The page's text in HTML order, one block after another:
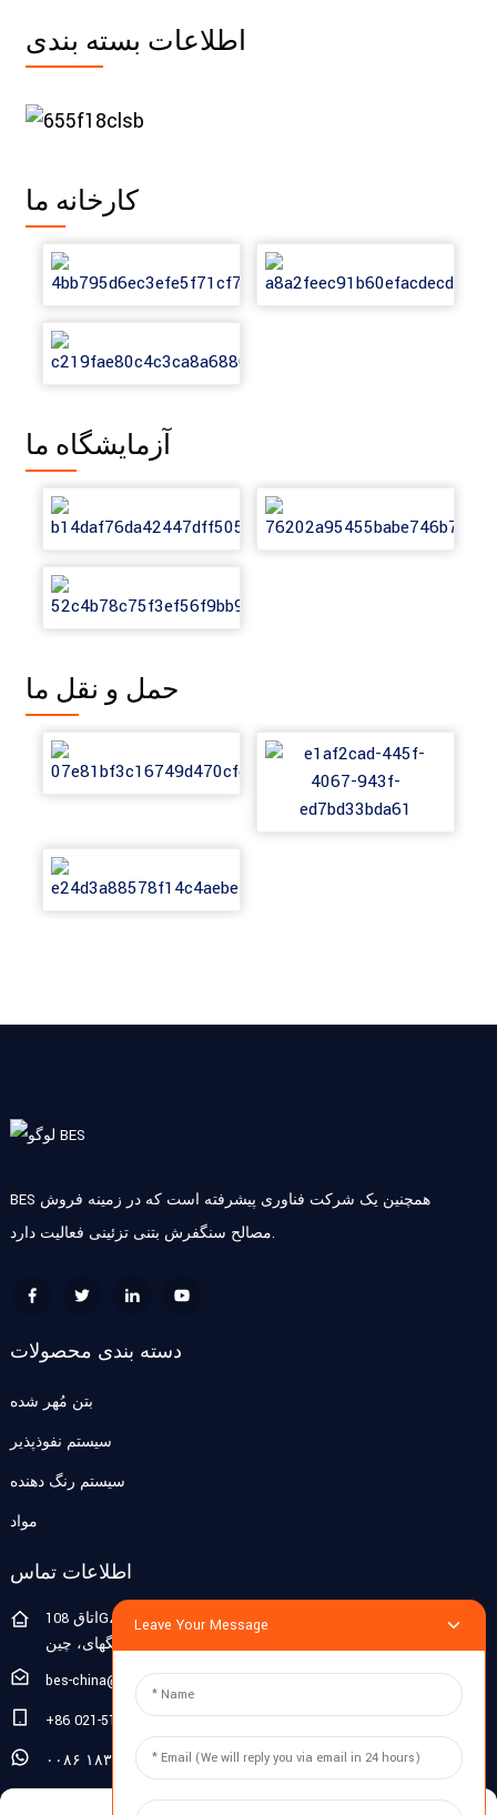
اطلاعات بسته بندی
کارخانه ما
آزمایشگاه ما
حمل و نقل ما
BES همچنین یک شرکت فناوری پیشرفته است که در زمینه فروش
مصالح سنگفرش بتنی تزئینی فعالیت دارد.
دسته بندی محصولات
بتن مُهر شده
سیستم نفوذپذیر
سیستم رنگ دهنده
مواد
اطلاعات تماس
اتاق 108G، طبقه 1، ساختمان 10، پوجیانگ ژیگو، خیابان لیان هانگ
bes-china@besdeconcrete.com
‎+86 021-51692846‎
۰۰۸۶ ۱۸۳۲۱۳۳۰۸۲۹
Leave Your Message